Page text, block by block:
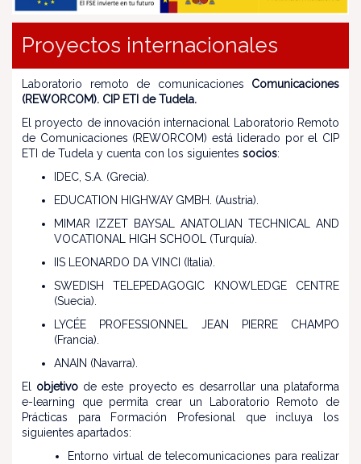
Proyectos internacionales
Laboratorio remoto de comunicaciones Comunicaciones
(REWORCOM). CIP ETI de Tudela.
El proyecto de innovación internacional Laboratorio Remoto
de Comunicaciones (REWORCOM) está liderado por el CIP
ETI de Tudela y cuenta con los siguientes socios:
IDEC, S.A. (Grecia).
EDUCATION HIGHWAY GMBH. (Austria).
MIMAR IZZET BAYSAL ANATOLIAN TECHNICAL AND
VOCATIONAL HIGH SCHOOL (Turquía).
IIS LEONARDO DA VINCI (Italia).
SWEDISH TELEPEDAGOGIC KNOWLEDGE CENTRE
(Suecia).
LYCÉE PROFESSIONNEL JEAN PIERRE CHAMPO
(Francia).
ANAIN (Navarra).
El objetivo de este proyecto es desarrollar una plataforma
e-learning que permita crear un Laboratorio Remoto de
Prácticas para Formación Profesional que incluya los
siguientes apartados:
Entorno virtual de telecomunicaciones para realizar